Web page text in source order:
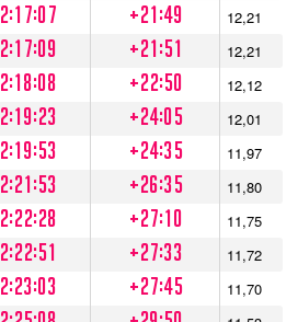
2:17:07 +21:49 12,21
2:17:09 +21:51 12,21
2:18:08 +22:50 12,12
2:19:23 +24:05 12,01
2:19:53 +24:35 11,97
2:21:53 +26:35 11,80
2:22:28 +27:10 11,75
2:22:51 +27:33 11,72
2:23:03 +27:45 11,70